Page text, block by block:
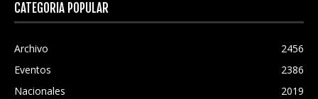
CATEGORÍA POPULAR
Archivo
2456
Eventos
2386
Nacionales
2019